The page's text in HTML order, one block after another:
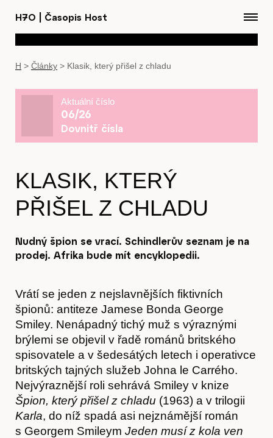
H7O Časopis Host
H > Články > Klasik, který přišel z chladu
Aktuální číslo
06/26
Dovnitř čísla
KLASIK, KTERÝ
PŘIŠEL Z CHLADU
Nudný špion se vrací. Schindlerův seznam je na
prodej. Afrika bude mít encyklopedii.
Vrátí se jeden z nejslavnějších fiktivních
špionů: antiteze Jamese Bonda George
Smiley. Nenápadný tichý muž s výraznými
brýlemi se objevil v řadě románů britského
spisovatele a v šedesátých letech i operativce
britských tajných služeb Johna le Carrého.
Nejvýraznější roli sehrává Smiley v knize
Špion, který přišel z chladu (1963) a v trilogii
Karla, do níž spadá asi nejznámější román
s Georgem Smileym Jeden musí z kola ven